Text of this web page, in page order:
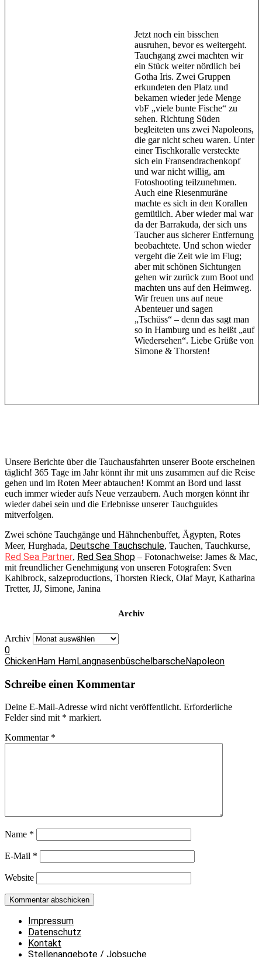
Jetzt noch ein bisschen
ausruhen, bevor es weitergeht.
Tauchgang zwei machten wir
ein Stück weiter nördlich bei
Gotha Iris. Zwei Gruppen
erkundeten den Platz und
bekamen wieder jede Menge
vbF „viele bunte Fische“ zu
sehen. Richtung Süden
begleiteten uns zwei Napoleons,
die gar nicht scheu waren. Unter
einer Tischkoralle versteckte
sich ein Fransendrachenkopf
und war nicht willig, am
Fotoshooting teilzunehmen.
Auch eine Riesenmuräne
machte es sich in den Korallen
gemütlich. Aber wieder mal war
da der Barrakuda, der sich uns
Taucher aus sicherer Entfernung
beobachtete. Und schon wieder
vergeht die Zeit wie im Flug;
aber mit schönen Sichtungen
gehen wir zurück zum Boot und
machten uns auf den Heimweg.
Wir freuen uns auf neue
Abenteuer und sagen
„Tschüss“ – denn das sagt man
so in Hamburg und es heißt „auf
Wiedersehen“. Liebe Grüße von
Simone & Thorsten!
Unsere Berichte über die Tauchausfahrten unserer Boote erscheinen
täglich! 365 Tage im Jahr könnt ihr mit uns zusammen auf die Reise
gehen und im Roten Meer abtauchen! Kommt an Bord und lasst
euch immer wieder aufs Neue verzaubern. Auch morgen könnt ihr
wieder dabei sein und die Erlebnisse unserer Tauchguides
mitverfolgen.
Zwei schöne Tauchgänge und Hähnchenbuffet, Ägypten, Rotes
Meer, Hurghada, Deutsche Tauchschule, Tauchen, Tauchkurse,
Red Sea Partner, Red Sea Shop – Fotonachweise: James & Mac,
mit freundlicher Genehmigung von unseren Fotografen: Sven
Kahlbrock, salzeproductions, Thorsten Rieck, Olaf Mayr, Katharina
Tretter, JJ, Simone, Janina
Archiv
Archiv
0
ChickenHam HamLangnasenbüschelbarscheNapoleon
Schreibe einen Kommentar
Deine E-Mail-Adresse wird nicht veröffentlicht. Erforderliche
Felder sind mit * markiert.
Kommentar *
Name *
E-Mail *
Website
Impressum
Datenschutz
Kontakt
Stellenangebote / Jobsuche